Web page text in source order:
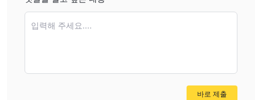
입력해 주세요....
바로 제출